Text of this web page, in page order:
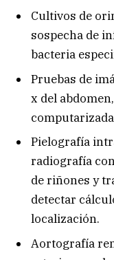
Cultivos de
sospecha de
bacteria
Pruebas de
x del
Pielografía
radiografía
de riñones y
detectar
localización.
Aortografía